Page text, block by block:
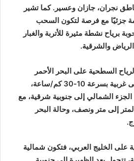
نجران، جازان وعسير. كما تشير
جزئيًا مع فرصة لتكون السحب
برياح نشطة مثيرة للأتربة والغبار
والشرقية.
السطحية على البحر الأحمر
ستكون شمالية غربية إلى غربية بسرعة 10-30 كم/ساعة،
الشمالي إلى جنوبية شرقية، مع
إلى متر ونصف، وحالة البحر
على الخليج العربي، فتكون شمالية